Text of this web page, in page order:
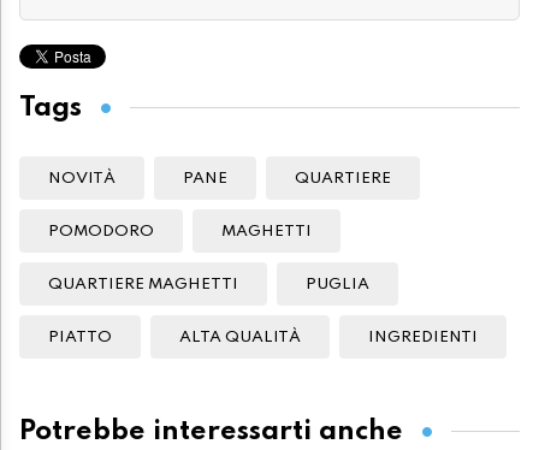
Tags
NOVITÀ PANE QUARTIERE
POMODORO MAGHETTI
QUARTIERE MAGHETTI PUGLIA
PIATTO ALTA QUALITÀ INGREDIENTI
Potrebbe interessarti anche